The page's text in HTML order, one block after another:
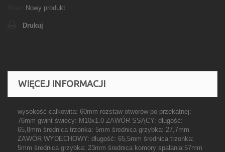
Nowy produkt
Drukuj
WIĘCEJ INFORMACJI
wysokość całkowita: 60mm rozstaw otworów po przekątnej:
76mm gwint świecy: M10x1.0 ZAWÓR SSĄCY: długość:
65,8mm średnica trzonka: 5mm średnica grzybka: 27,7mm
ZAWÓR WYDECHOWY: długość: 65,5mm średnica trzonka:
5mm średnica grzybka: 23mm średnica komory spalania:57mm